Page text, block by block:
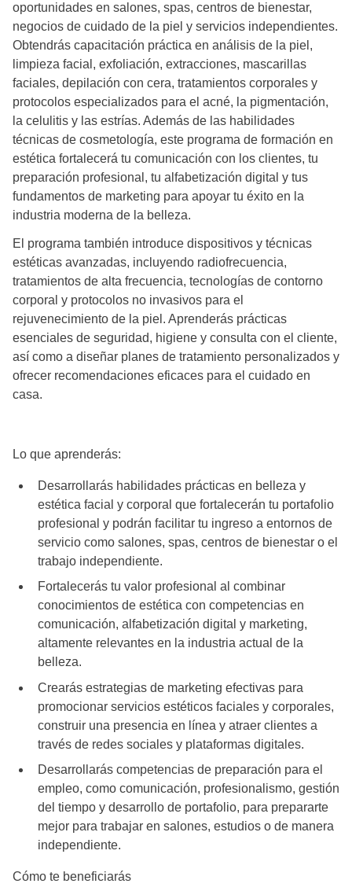
oportunidades en salones, spas, centros de bienestar,
negocios de cuidado de la piel y servicios independientes.
Obtendrás capacitación práctica en análisis de la piel,
limpieza facial, exfoliación, extracciones, mascarillas
faciales, depilación con cera, tratamientos corporales y
protocolos especializados para el acné, la pigmentación,
la celulitis y las estrías. Además de las habilidades
técnicas de cosmetología, este programa de formación en
estética fortalecerá tu comunicación con los clientes, tu
preparación profesional, tu alfabetización digital y tus
fundamentos de marketing para apoyar tu éxito en la
industria moderna de la belleza.
El programa también introduce dispositivos y técnicas
estéticas avanzadas, incluyendo radiofrecuencia,
tratamientos de alta frecuencia, tecnologías de contorno
corporal y protocolos no invasivos para el
rejuvenecimiento de la piel. Aprenderás prácticas
esenciales de seguridad, higiene y consulta con el cliente,
así como a diseñar planes de tratamiento personalizados y
ofrecer recomendaciones eficaces para el cuidado en
casa.
Lo que aprenderás:
Desarrollarás habilidades prácticas en belleza y
estética facial y corporal que fortalecerán tu portafolio
profesional y podrán facilitar tu ingreso a entornos de
servicio como salones, spas, centros de bienestar o el
trabajo independiente.
Fortalecerás tu valor profesional al combinar
conocimientos de estética con competencias en
comunicación, alfabetización digital y marketing,
altamente relevantes en la industria actual de la
belleza.
Crearás estrategias de marketing efectivas para
promocionar servicios estéticos faciales y corporales,
construir una presencia en línea y atraer clientes a
través de redes sociales y plataformas digitales.
Desarrollarás competencias de preparación para el
empleo, como comunicación, profesionalismo, gestión
del tiempo y desarrollo de portafolio, para prepararte
mejor para trabajar en salones, estudios o de manera
independiente.
Cómo te beneficiarás